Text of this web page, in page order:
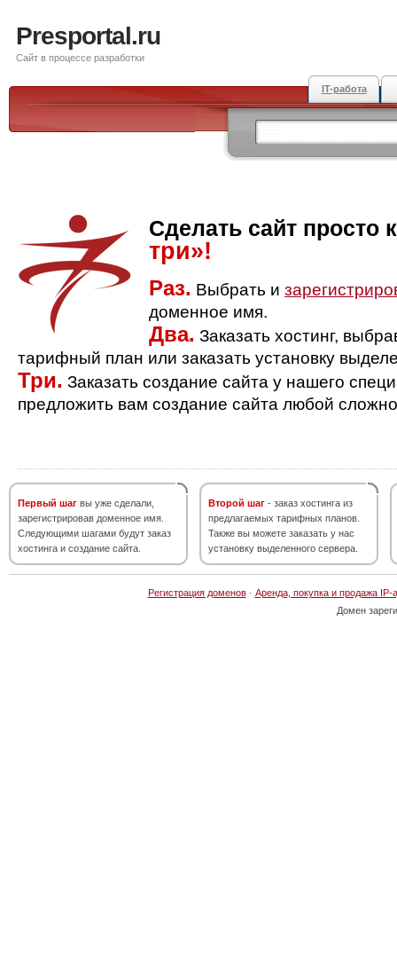
Presportal.ru
Сайт в процессе разработки
IT-работа
Сделать сайт просто
три»!
Раз. Выбрать и
доменное имя.
Два. Заказать хостинг,
тарифный план или заказать установку
Три. Заказать создание сайта у нашего
предложить вам создание сайта любой
Первый шаг вы уже сделали,
зарегистрировав доменное имя.
Следующими шагами будут заказ
хостинга и создание сайта.
Второй шаг - заказ хостинга из
предлагаемых тарифных планов.
Также вы можете заказать у нас
установку выделенного сервера.
Регистрация доменов· Аренда, покупка и продажа IP-
Домен